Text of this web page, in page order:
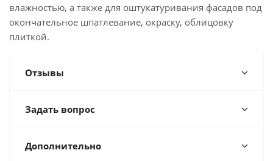
влажностью, а также для оштукатуривания фасадов под
окончательное шпатлевание, окраску, облицовку
плиткой.
Отзывы
Задать вопрос
Дополнительно